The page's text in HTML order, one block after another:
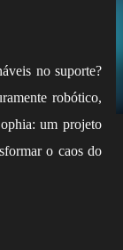
no suporte?
robótico,
um projeto
o caos do